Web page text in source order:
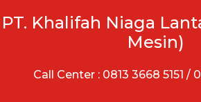
PT. Khalifah Niaga
Mesin)
Call Center : 0813 3668 5151 /